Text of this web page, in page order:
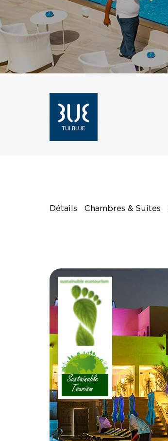
Détails Chambres & Suites